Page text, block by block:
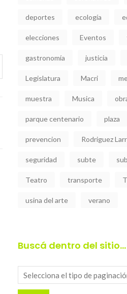
deportes ecología
elecciones Eventos
gastronomía justicia
Legislatura Macri
muestra Musica
parque centenario plaza
prevencion Rodriguez
seguridad subte
Teatro transporte
usina del arte verano
Buscá dentro del sitio…